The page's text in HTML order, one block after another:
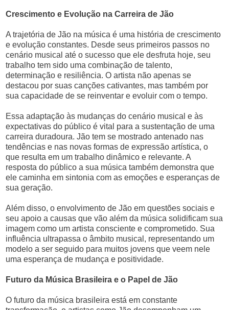
Crescimento e Evolução na Carreira de Jão
A trajetória de Jão na música é uma história de crescimento
e evolução constantes. Desde seus primeiros passos no
cenário musical até o sucesso que ele desfruta hoje, seu
trabalho tem sido uma combinação de talento,
determinação e resiliência. O artista não apenas se
destacou por suas canções cativantes, mas também por
sua capacidade de se reinventar e evoluir com o tempo.
Essa adaptação às mudanças do cenário musical e às
expectativas do público é vital para a sustentação de uma
carreira duradoura. Jão tem se mostrado antenado nas
tendências e nas novas formas de expressão artística, o
que resulta em um trabalho dinâmico e relevante. A
resposta do público a sua música também demonstra que
ele caminha em sintonia com as emoções e esperanças de
sua geração.
Além disso, o envolvimento de Jão em questões sociais e
seu apoio a causas que vão além da música solidificam sua
imagem como um artista consciente e comprometido. Sua
influência ultrapassa o âmbito musical, representando um
modelo a ser seguido para muitos jovens que veem nele
uma esperança de mudança e positividade.
Futuro da Música Brasileira e o Papel de Jão
O futuro da música brasileira está em constante